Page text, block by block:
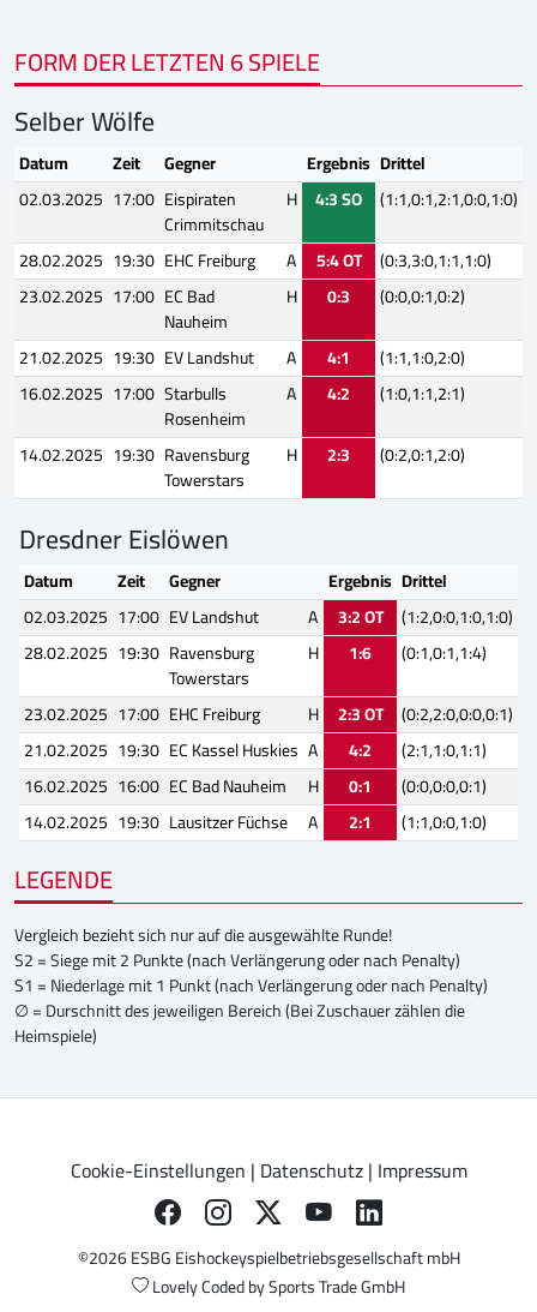
FORM DER LETZTEN 6 SPIELE
Selber Wölfe
Datum Zeit Gegner Ergebnis Drittel
02.03.2025 17:00 Eispiraten
Crimmitschau
H 4:3 SO (1:1,0:1,2:1,0:0,1:0)
28.02.2025 19:30 EHC Freiburg A 5:4 OT (0:3,3:0,1:1,1:0)
23.02.2025 17:00 EC Bad
Nauheim
H 0:3
(0:0,0:1,0:2)
21.02.2025 19:30 EV Landshut A 4:1
(1:1,1:0,2:0)
16.02.2025 17:00 Starbulls
Rosenheim
A 4:2
(1:0,1:1,2:1)
14.02.2025 19:30 Ravensburg
Towerstars
H 2:3 (0:2,0:1,2:0)
Dresdner Eislöwen
Datum Zeit Gegner Ergebnis Drittel
02.03.2025 17:00 EV Landshut A 3:2 OT (1:2,0:0,1:0,1:0)
28.02.2025 19:30 Ravensburg
Towerstars
H 1:6
(0:1,0:1,1:4)
23.02.2025 17:00 EHC Freiburg H 2:3 OT (0:2,2:0,0:0,0:1)
21.02.2025 19:30 EC Kassel Huskies A 4:2
(2:1,1:0,1:1)
16.02.2025 16:00 EC Bad Nauheim H 0:1
(0:0,0:0,0:1)
14.02.2025 19:30 Lausitzer Füchse A 2:1 (1:1,0:0,1:0)
LEGENDE
Vergleich bezieht sich nur auf die ausgewählte Runde!
S2 = Siege mit 2 Punkte (nach Verlängerung oder nach Penalty)
S1 = Niederlage mit 1 Punkt (nach Verlängerung oder nach Penalty)
∅ = Durschnitt des jeweiligen Bereich (Bei Zuschauer zählen die
Heimspiele)
Cookie-Einstellungen | Datenschutz| Impressum
©2026 ESBG Eishockeyspielbetriebsgesellschaft mbH
Lovely Coded bySports Trade GmbH